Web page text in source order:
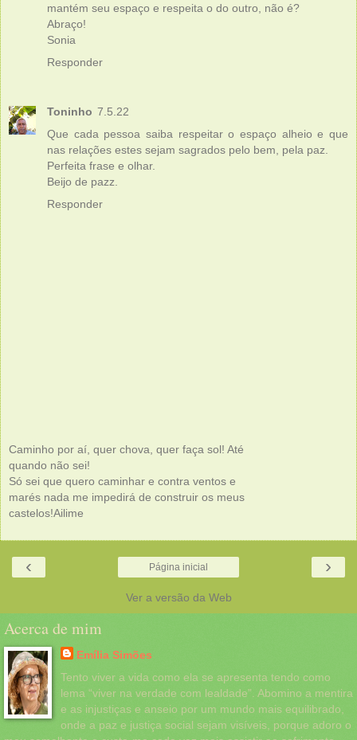
mantém seu espaço e respeita o do outro, não é?
Abraço!
Sonia
Responder
Toninho 7.5.22
Que cada pessoa saiba respeitar o espaço alheio e que
nas relações estes sejam sagrados pelo bem, pela paz.
Perfeita frase e olhar.
Beijo de pazz.
Responder
Caminho por aí, quer chova, quer faça sol! Até
quando não sei!
Só sei que quero caminhar e contra ventos e
marés nada me impedirá de construir os meus
castelos!Ailime
‹ ›
Página inicial
Ver a versão da Web
Acerca de mim
Emília Simões
Tento viver a vida como ela se apresenta tendo como
lema “viver na verdade com lealdade”. Abomino a mentira
e as injustiças e anseio por um mundo mais equilibrado,
onde a paz e justiça social sejam visíveis, porque adoro o